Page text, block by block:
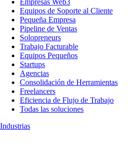
Empresas Web3
Equipos de Soporte al Cliente
Pequeña Empresa
Pipeline de Ventas
Solopreneurs
Trabajo Facturable
Equipos Pequeños
Startups
Agencias
Consolidación de Herramientas
Freelancers
Eficiencia de Flujo de Trabajo
Todas las soluciones
Industrias